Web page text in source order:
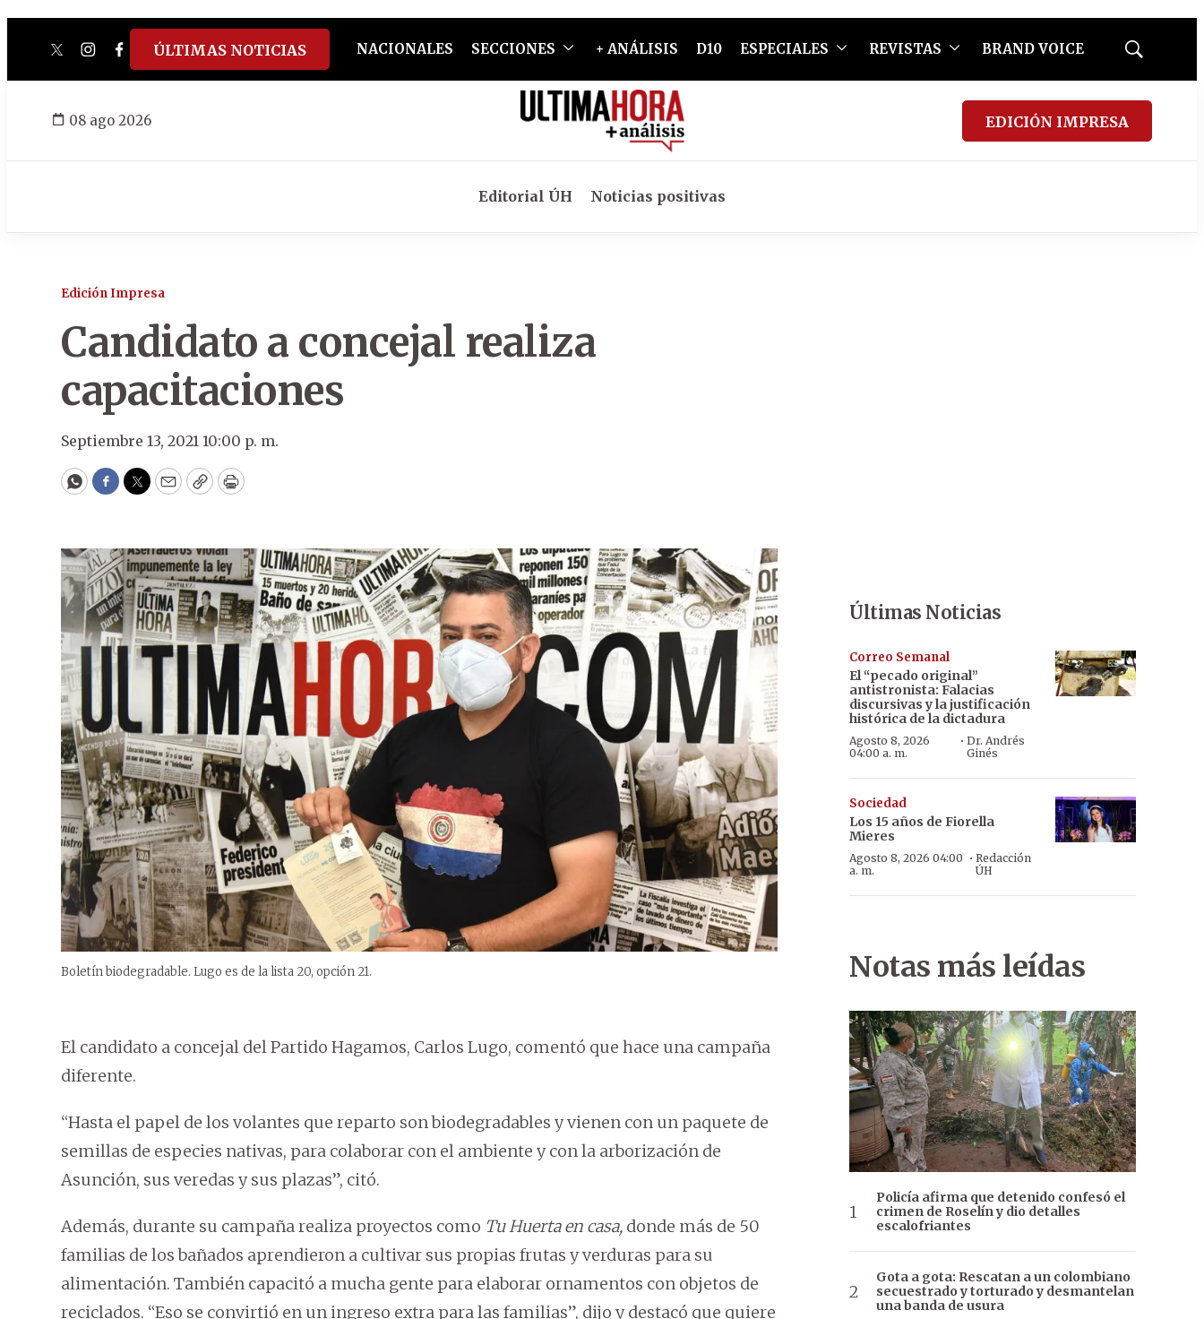
twitterinstagram
facebook
tiktokyoutube
spotify
ÚLTIMAS NOTICIAS NACIONALES SECCIONES + ANÁLISIS D10 ESPECIALES REVISTAS BRAND VOICE
Mostrar
08 ago 2026 EDICIÓN IMPRESA
Editorial ÚH Noticias positivas
Edición Impresa
Candidato a concejal realiza
capacitaciones
Septiembre 13, 2021 10:00 p. m.
WhatsApp
Facebook
Twitter
EmailCopyPrint
Boletín biodegradable. Lugo es de la lista 20, opción 21.
El candidato a concejal del Partido Hagamos, Carlos Lugo, comentó que hace una campaña
diferente.
“Hasta el papel de los volantes que reparto son biodegradables y vienen con un paquete de
semillas de especies nativas, para colaborar con el ambiente y con la arborización de
Asunción, sus veredas y sus plazas”, citó.
Además, durante su campaña realiza proyectos como Tu Huerta en casa, donde más de 50
familias de los bañados aprendieron a cultivar sus propias frutas y verduras para su
alimentación. También capacitó a mucha gente para elaborar ornamentos con objetos de
reciclados. “Eso se convirtió en un ingreso extra para las familias”, dijo y destacó que quiere
Últimas Noticias
Correo Semanal
El “pecado original”
antistronista: Falacias
discursivas y la justificación
histórica de la dictadura
Agosto 8, 2026
04:00 a. m.
·Dr. Andrés
Ginés
Sociedad
Los 15 años de Fiorella
Mieres
Agosto 8, 2026 04:00
a. m.
· Redacción
ÚH
Notas más leídas
Policía afirma que detenido confesó el
crimen de Roselín y dio detalles
escalofriantes
Gota a gota: Rescatan a un colombiano
secuestrado y torturado y desmantelan
una banda de usura